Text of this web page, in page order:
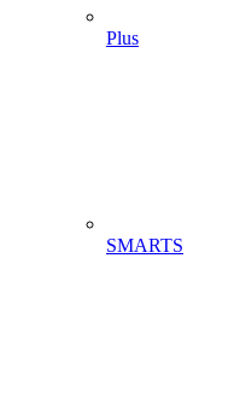
Plus
SMARTS